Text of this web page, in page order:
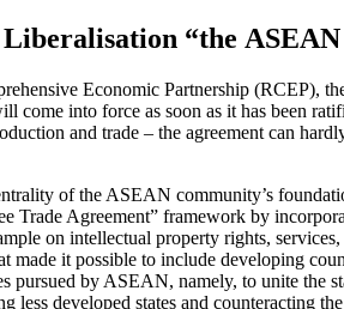
“the
Eco­nomic Partnership (RCEP),
come into force as soon as it has been
and trade – the agree­ment can
of the ASEAN community’s
Trade Agree­ment” framework by
on intellectual property rights,
made it pos­sible to include developing
pursued by ASEAN, namely, to unite the
less developed states and counteracting